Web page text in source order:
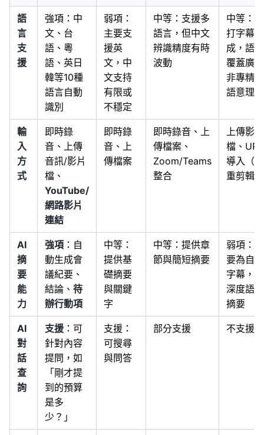
語
言
支
援
強項：中
文、台
語、粵
語、英日
韓等10種
語言自動
識別
弱項：
主要支
援英
文，中
文支持
有限或
不穩定
中等：支援多
語言，但中文
辨識精度有時
波動
中等：主
打字幕生
成，語言
覆蓋廣但
非專精於
語意理解
輸
入
方
式
即時錄
音、上傳
音訊/影片
檔、
YouTube/
網路影片
連結
即時錄
音、上
傳檔案
即時錄音、上
傳檔案、
Zoom/Teams
整合
上傳影片
檔、URL
導入（側
重剪輯）
AI
摘
要
能
力
強項 ：自
動生成會
議紀要、
結論、 待
辦行動項
中等：
提供基
礎摘要
與關鍵
字
中等：提供章
節與簡短摘要
弱項：主
要為自動
字幕，無
深度語意
摘要
AI
對
話
查
詢
支援 ：可
針對內容
提問，如
「剛才提
到的預算
是多
少？」
支援：
可搜尋
與問答
部分支援 不支援